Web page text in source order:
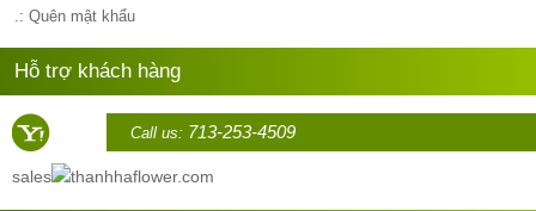
.: Quên mật khẩu
Hỗ trợ khách hàng
Call us: 713-253-4509
sales thanhhaflower.com